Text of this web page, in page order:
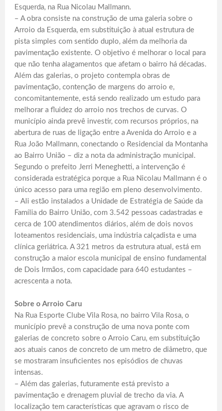
Esquerda, na Rua Nicolau Mallmann.
– A obra consiste na construção de uma galeria sobre o
Arroio da Esquerda, em substituição à atual estrutura de
pista simples com sentido duplo, além da melhoria da
pavimentação existente. O objetivo é melhorar o local para
que não tenha alagamentos que afetam o bairro há décadas.
Além das galerias, o projeto contempla obras de
pavimentação, contenção de margens do arroio e,
concomitantemente, está sendo realizado um estudo para
melhorar a fluidez do arroio nos trechos de curvas. O
município ainda prevê investir, com recursos próprios, na
abertura de ruas de ligação entre a Avenida do Arroio e a
Rua João Mallmann, conectando o Residencial da Montanha
ao Bairro União – diz a nota da administração municipal.
Segundo o prefeito Jerri Meneghetti, a intervenção é
considerada estratégica porque a Rua Nicolau Mallmann é o
único acesso para uma região em pleno desenvolvimento.
– Ali estão instalados a Unidade de Estratégia de Saúde da
Família do Bairro União, com 3.542 pessoas cadastradas e
cerca de 100 atendimentos diários, além de dois novos
loteamentos residenciais, uma indústria calçadista e uma
clínica geriátrica. A 321 metros da estrutura atual, está em
construção a maior escola municipal de ensino fundamental
de Dois Irmãos, com capacidade para 640 estudantes –
acrescenta a nota.
Sobre o Arroio Caru
Na Rua Esporte Clube Vila Rosa, no bairro Vila Rosa, o
município prevê a construção de uma nova ponte com
galerias de concreto sobre o Arroio Caru, em substituição
aos atuais canos de concreto de um metro de diâmetro, que
se mostraram insuficientes nos episódios de chuvas
intensas.
– Além das galerias, futuramente está previsto a
pavimentação e drenagem pluvial de trecho da via. A
localização tem características que agravam o risco de